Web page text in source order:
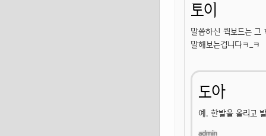
토이
말씀하신 퀵보드는 그
말해보는겁니다ㅋ_ㅋ
도아
예. 한발을 올리고